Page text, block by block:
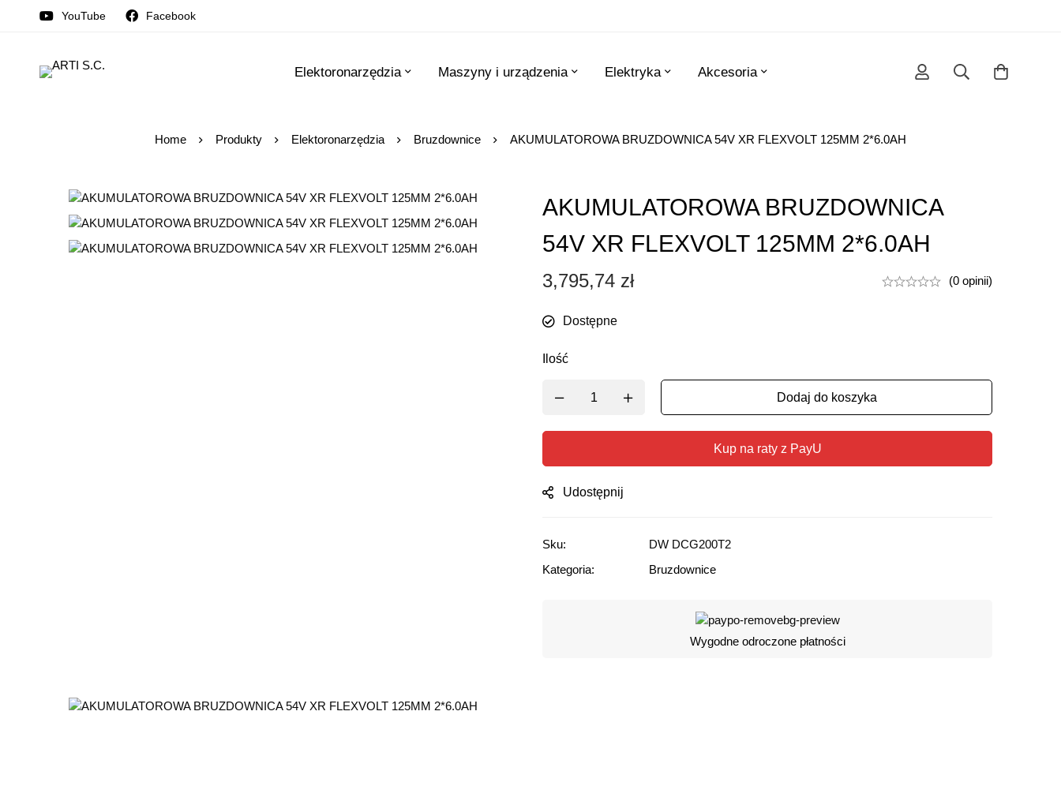
YouTube Facebook
Elektoronarzędzia Maszyny i urządzenia Elektryka Akcesoria
Home Produkty Elektoronarzędzia Bruzdownice AKUMULATOROWA BRUZDOWNICA 54V XR FLEXVOLT 125MM 2*6.0AH
AKUMULATOROWA BRUZDOWNICA
54V XR FLEXVOLT 125MM 2*6.0AH
3,795,74 zł (0 opinii)
Dostępne
Ilość
Dodaj do koszyka
Kup na raty z PayU
Udostępnij
Sku:
DW DCG200T2
Kategoria:
Bruzdownice
Wygodne odroczone płatności